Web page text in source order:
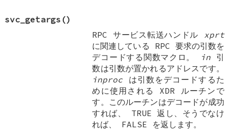
svc_getargs ()
RPC サービス転送ハンドル xprt
に関連している RPC 要求の引数を
デコードする関数マクロ。
in引
数は引数が置かれるアドレスです。
inproc は引数をデコードするた
めに使用される XDR ルーチンで
す。このルーチンはデコードが成功
すれば、 TRUE 返し、そうでなけ
れば、 FALSE を返します。